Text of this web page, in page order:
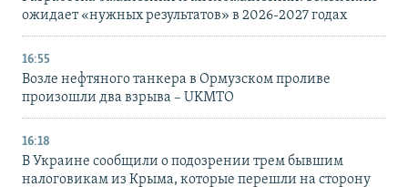
ожидает «нужных результатов» в 2026-2027 годах
16:55
Возле нефтяного танкера в Ормузском проливе
произошли два взрыва – UKMTO
16:18
В Украине сообщили о подозрении трем бывшим
налоговикам из Крыма, которые перешли на сторону